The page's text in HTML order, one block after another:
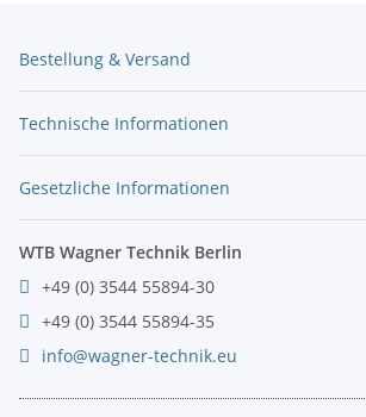
Bestellung & Versand
Technische Informationen
Gesetzliche Informationen
WTB Wagner Technik Berlin
+49 (0) 3544 55894-30
+49 (0) 3544 55894-35
info@wagner-technik.eu